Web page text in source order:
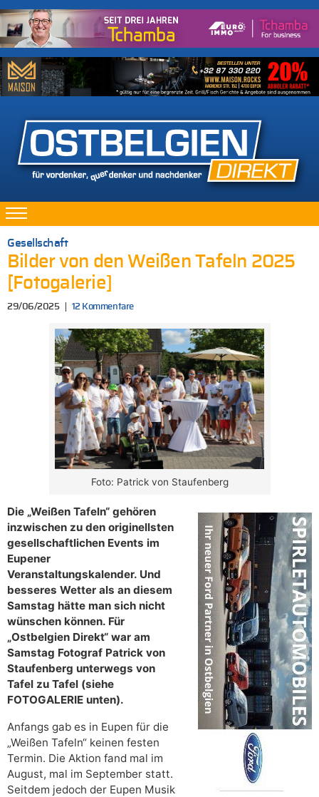
Gesellschaft
Bilder von den Weißen Tafeln 2025
[Fotogalerie]
29/06/2025 12 Kommentare
Foto: Patrick von Staufenberg
Die „Weißen Tafeln“ gehören
inzwischen zu den originellsten
gesellschaftlichen Events im
Eupener
Veranstaltungskalender. Und
besseres Wetter als an diesem
Samstag hätte man sich nicht
wünschen können. Für
„Ostbelgien Direkt“ war am
Samstag Fotograf Patrick von
Staufenberg unterwegs von
Tafel zu Tafel (siehe
FOTOGALERIE unten).
Anfangs gab es in Eupen für die
„Weißen Tafeln“ keinen festen
Termin. Die Aktion fand mal im
August, mal im September statt.
Seitdem jedoch der Eupen Musik